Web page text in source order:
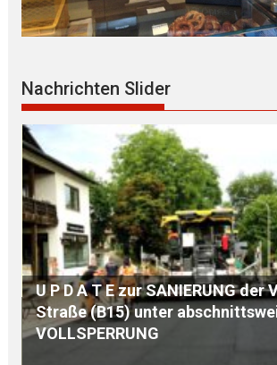
Nachrichten Slider
S E G N U N G des
Birkenberg